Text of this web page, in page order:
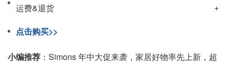
运费&退货
点击购买>>
小编推荐 ：Simons 年中大促来袭，家居好物率先上新，超